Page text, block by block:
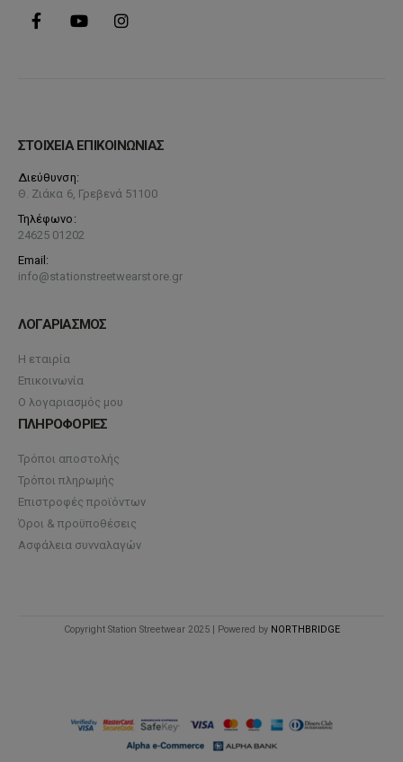
ΣΤΟΙΧΕΙΑ ΕΠΙΚΟΙΝΩΝΙΑΣ
Διεύθυνση:
Θ. Ζιάκα 6, Γρεβενά 51100
Τηλέφωνο:
24625 01202
Email:
info@stationstreetwearstore.gr
ΛΟΓΑΡΙΑΣΜΟΣ
Η εταιρία
Επικοινωνία
Ο λογαριασμός μου
ΠΛΗΡΟΦΟΡΙΕΣ
Τρόποι αποστολής
Τρόποι πληρωμής
Επιστροφές προϊόντων
Όροι & προϋποθέσεις
Ασφάλεια συνναλαγών
Copyright Station Streetwear 2025 | Powered by NORTHBRIDGE